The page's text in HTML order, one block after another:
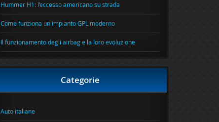
Hummer H1: l’eccesso americano su strada
Come funziona un impianto GPL moderno
Il funzionamento degli airbag e la loro evoluzione
Categorie
Auto italiane